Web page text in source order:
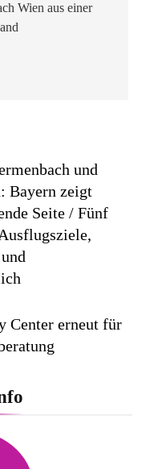
Wien aus einer
und
Bayern zeigt
Seite / Fünf
Center erneut für
zum siebten
Hintertuxer